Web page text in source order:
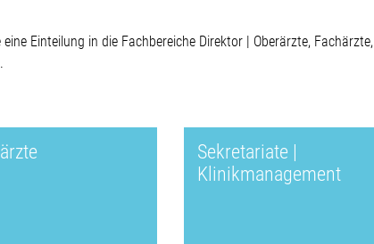
Einteilung in die Fachbereiche Direktor | Oberärzte, Fachärzte,
Sekretariate |
Klinikmanagement